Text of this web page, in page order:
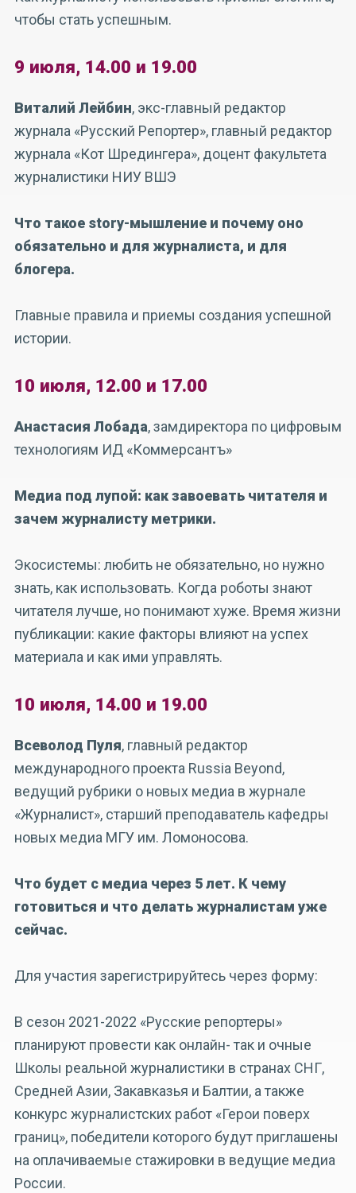
чтобы стать успешным.
9 июля, 14.00 и 19.00
Виталий Лейбин, экс-главный редактор
журнала «Русский Репортер», главный редактор
журнала «Кот Шредингера», доцент факультета
журналистики НИУ ВШЭ
Что такое story-мышление и почему оно
обязательно и для журналиста, и для
блогера.
Главные правила и приемы создания успешной
истории.
10 июля, 12.00 и 17.00
Анастасия Лобада, замдиректора по цифровым
технологиям ИД «Коммерсантъ»
Медиа под лупой: как завоевать читателя и
зачем журналисту метрики.
Экосистемы: любить не обязательно, но нужно
знать, как использовать. Когда роботы знают
читателя лучше, но понимают хуже. Время жизни
публикации: какие факторы влияют на успех
материала и как ими управлять.
10 июля, 14.00 и 19.00
Всеволод Пуля, главный редактор
международного проекта Russia Beyond,
ведущий рубрики о новых медиа в журнале
«Журналист», старший преподаватель кафедры
новых медиа МГУ им. Ломоносова.
Что будет с медиа через 5 лет. К чему
готовиться и что делать журналистам уже
сейчас.
Для участия зарегистрируйтесь через форму:
В сезон 2021-2022 «Русские репортеры»
планируют провести как онлайн- так и очные
Школы реальной журналистики в странах СНГ,
Средней Азии, Закавказья и Балтии, а также
конкурс журналистских работ «Герои поверх
границ», победители которого будут приглашены
на оплачиваемые стажировки в ведущие медиа
России.